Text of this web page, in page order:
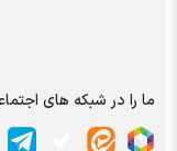
ما را در شبکه های